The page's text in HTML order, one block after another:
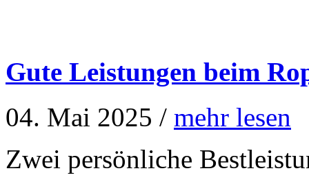
Gute Leistungen beim
04. Mai 2025 / mehr lesen
Zwei persönliche